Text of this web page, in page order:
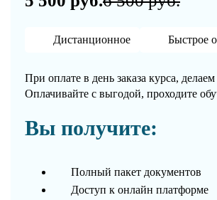
Дистанционное Быстрое
При оплате в день заказа курса, делаем
Оплачивайте с выгодой, проходите
Вы получите:
Полный пакет документов
Доступ к онлайн платформе